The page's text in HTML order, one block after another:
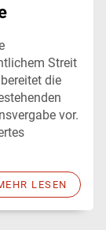
Streit
die
vor.
LESEN